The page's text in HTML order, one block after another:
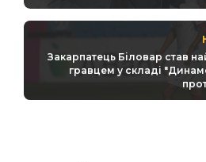
Закарпатець Біловар став
гравцем у складі